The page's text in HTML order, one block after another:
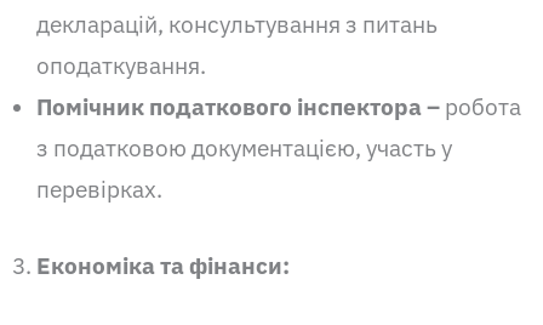
декларацій, консультування з питань
оподаткування.
Помічник податкового інспектора – робота
з податковою документацією, участь у
перевірках.
Економіка та фінанси: